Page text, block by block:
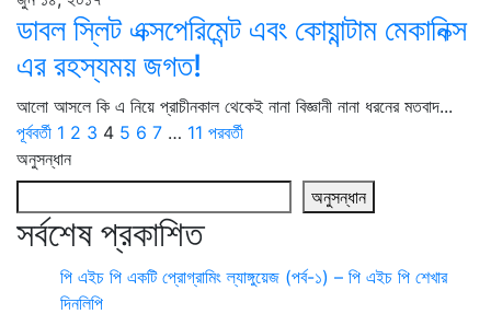
ডাবল স্লিট এক্সপেরিমেন্ট এবং কোয়ান্টাম মেকানিক্স
এর রহস্যময় জগত!
আলো আসলে কি এ নিয়ে প্রাচীনকাল থেকেই নানা বিজ্ঞানী নানা ধরনের মতবাদ...
পূর্ববর্তী 1 2 3 4 5 6 7 … 11 পরবর্তী
অনুসন্ধান
অনুসন্ধান
সর্বশেষ প্রকাশিত
পি এইচ পি একটি প্রোগ্রামিং ল্যাঙ্গুয়েজ (পর্ব-১) – পি এইচ পি শেখার
দিনলিপি